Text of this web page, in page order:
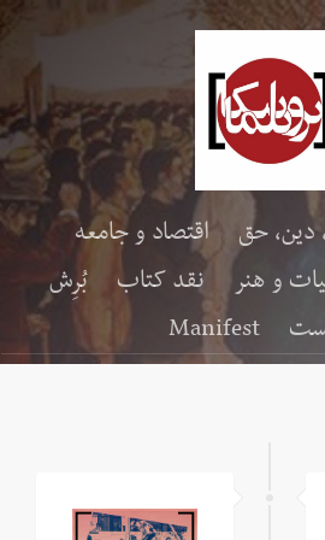
حق
اقتصاد و جامعه
و هنر نقد کتاب
بُرِش
Manifest